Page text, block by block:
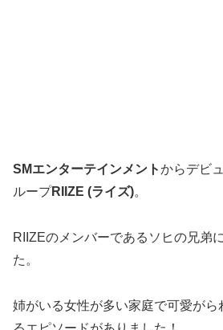
SMエンターテインメントからデビ
ループRIIZE (ライズ)。
RIIZEのメンバーであるソヒの兄弟
た。
姉がいる女性が多い家庭で可愛が